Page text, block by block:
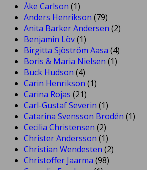
Åke Carlson (1)
Anders Henrikson (79)
Anita Barker Andersen (2)
Benjamin Löv(1)
Birgitta Sjöström Aasa (4)
Boris & Maria Nielsen (1)
Buck Hudson (4)
Carin Henrikson (1)
Carina Rojas (21)
Carl-Gustaf Severin (1)
Catarina Svensson Brodén (1)
Cecilia Christensen (2)
Christer Andersson (1)
Christian Wendesten (2)
Christoffer Jaarma (98)